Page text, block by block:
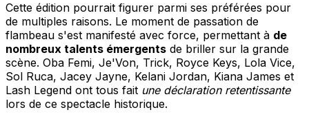
Cette édition pourrait figurer parmi ses préférées pour
de multiples raisons. Le moment de passation de
flambeau s'est manifesté avec force, permettant à de
nombreux talents émergents de briller sur la grande
scène. Oba Femi, Je'Von, Trick, Royce Keys, Lola Vice,
Sol Ruca, Jacey Jayne, Kelani Jordan, Kiana James et
Lash Legend ont tous fait une déclaration retentissante
lors de ce spectacle historique.